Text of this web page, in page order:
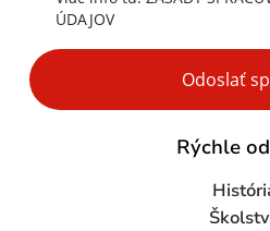
ÚDAJOV
Google reCaptcha Response
Odoslať
Rýchle